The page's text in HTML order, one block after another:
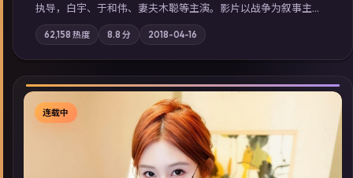
执导，白宇、于和伟、妻夫木聪等主演。影片以战争为叙事主
轴，亲情与职责必须在倒计时结束前做出抉择；摄影与配乐强化
地域气质；站内亦可通过「国产免费观看高清电视剧在线看」延
展检索同类型高分佳作，畅享高清在线追剧体验。
62,158 热度 8.8 分 2018-04-16
连载中